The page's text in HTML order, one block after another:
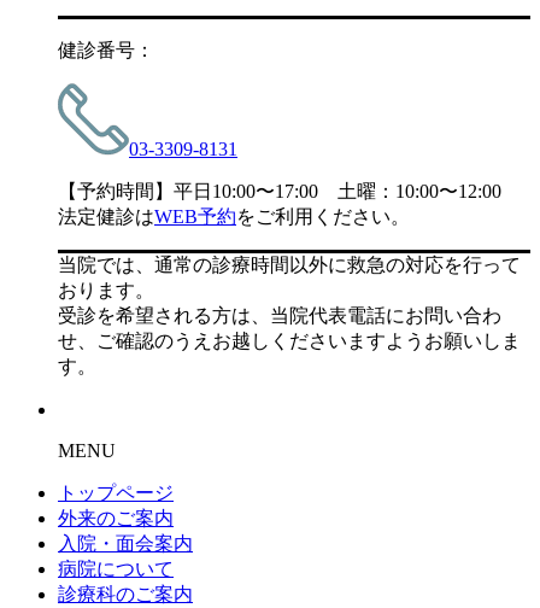
健診番号：
03-3309-8131
【予約時間】平日10:00〜17:00 土曜：10:00〜12:00
法定健診はWEB予約をご利用ください。
当院では、通常の診療時間以外に救急の対応を行って
おります。
受診を希望される方は、当院代表電話にお問い合わ
せ、ご確認のうえお越しくださいますようお願いしま
す。
MENU
トップページ
外来のご案内
入院・面会案内
病院について
診療科のご案内